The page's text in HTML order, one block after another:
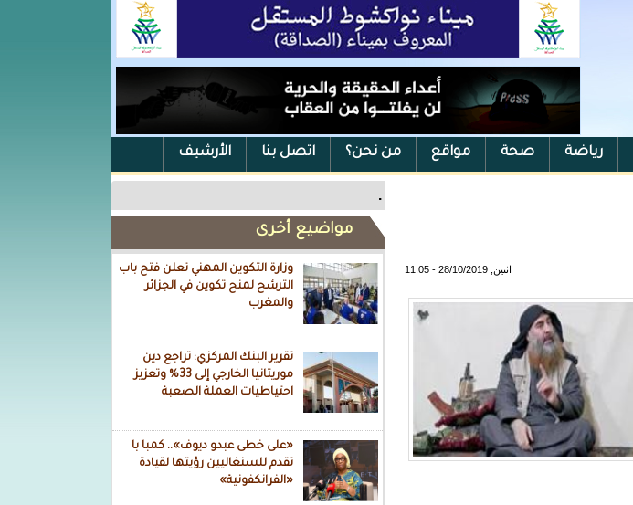
رياضة صحة مواقع من نحن؟ اتصل بنا الأرشيف
.
مواضيع أخرى
وزارة التكوين المهني تعلن فتح باب
الترشح لمنح تكوين في الجزائر
والمغرب
تقرير البنك المركزي: تراجع دين
موريتانيا الخارجي إلى 33% وتعزيز
احتياطيات العملة الصعبة
«على خطى عبدو ديوف».. كمبا با
تقدم للسنغاليين رؤيتها لقيادة
«الفرانكفونية»
اثنين, 28/10/2019 - 11:05